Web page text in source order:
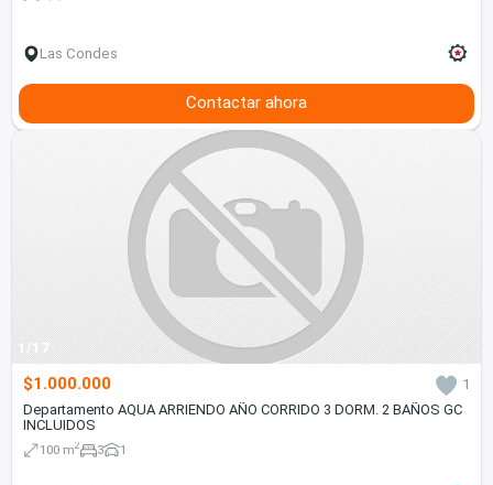
Las Condes
Contactar ahora
1/17
$1.000.000
1
Departamento AQUA ARRIENDO AÑO CORRIDO 3 DORM. 2 BAÑOS GC
INCLUIDOS
100 m2 3 1